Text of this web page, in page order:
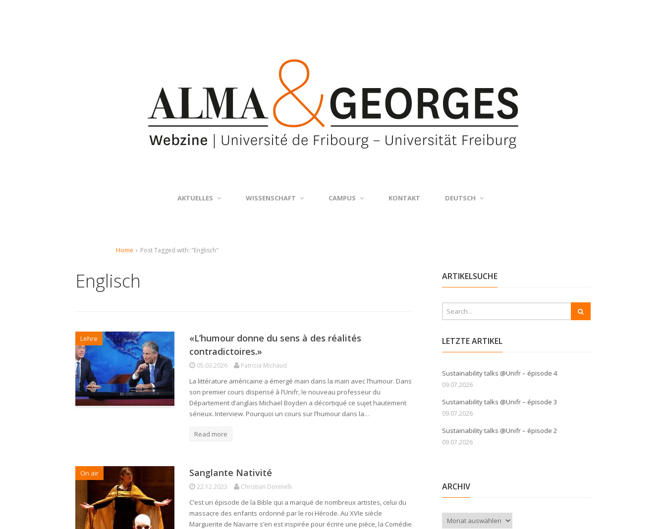
AKTUELLES WISSENSCHAFT CAMPUS KONTAKT DEUTSCH
Home › Post Tagged with: "Englisch"
Englisch
Lehre
«L’humour donne du sens à des réalités
contradictoires.»
05.03.2026 Patricia Michaud
La littérature américaine a émergé main dans la main avec l’humour. Dans
son premier cours dispensé à l’Unifr, le nouveau professeur du
Département d’anglais Michael Boyden a décortiqué ce sujet hautement
sérieux. Interview. Pourquoi un cours sur l’humour dans la…
Read more
On air Sanglante Nativité
22.12.2023 Christian Doninelli
C’est un épisode de la Bible qui a marqué de nombreux artistes, celui du
massacre des enfants ordonné par le roi Hérode. Au XVIe siècle
Marguerite de Navarre s’en est inspirée pour écrire une pièce, la Comédie
ARTIKELSUCHE
LETZTE ARTIKEL
Sustainability talks @Unifr – épisode 4
09.07.2026
Sustainability talks @Unifr – épisode 3
09.07.2026
Sustainability talks @Unifr – épisode 2
09.07.2026
ARCHIV
Archiv